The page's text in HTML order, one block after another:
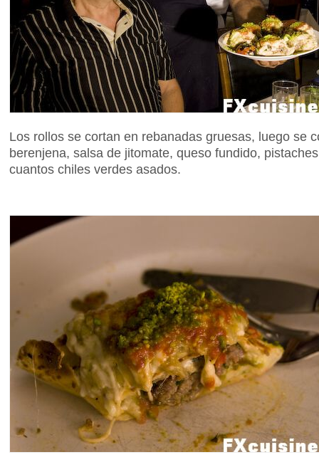
Los rollos se cortan en rebanadas gruesas, luego se
berenjena, salsa de jitomate, queso fundido,
cuantos chiles verdes asados.